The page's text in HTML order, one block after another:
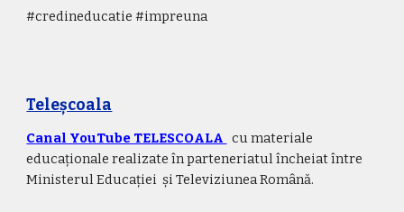
#credineducatie #impreuna
Teleșcoala
Canal YouTube TELESCOALA cu materiale
educaționale realizate în parteneriatul încheiat între
Ministerul Educației  și Televiziunea Română.